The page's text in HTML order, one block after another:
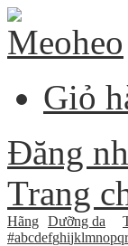
Giỏ
Đăng
Trang
Hãng Dưỡng da
#abcdefghijklmnopqr